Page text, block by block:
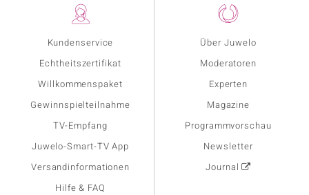
Kundenservice
Echtheitszertifikat
Willkommenspaket
Gewinnspielteilnahme
TV-Empfang
Juwelo-Smart-TV App
Versandinformationen
Hilfe & FAQ
Über Juwelo
Moderatoren
Experten
Magazine
Programmvorschau
Newsletter
Journal